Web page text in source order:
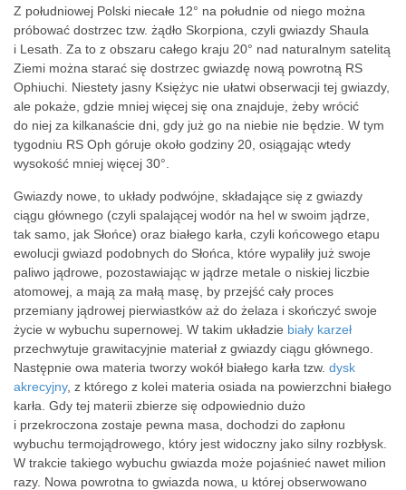
Z południowej Polski niecałe 12° na południe od niego można
próbować dostrzec tzw. żądło Skorpiona, czyli gwiazdy Shaula
i Lesath. Za to z obszaru całego kraju 20° nad naturalnym satelitą
Ziemi można starać się dostrzec gwiazdę nową powrotną RS
Ophiuchi. Niestety jasny Księżyc nie ułatwi obserwacji tej gwiazdy,
ale pokaże, gdzie mniej więcej się ona znajduje, żeby wrócić
do niej za kilkanaście dni, gdy już go na niebie nie będzie. W tym
tygodniu RS Oph góruje około godziny 20, osiągając wtedy
wysokość mniej więcej 30°.
Gwiazdy nowe, to układy podwójne, składające się z gwiazdy
ciągu głównego (czyli spalającej wodór na hel w swoim jądrze,
tak samo, jak Słońce) oraz białego karła, czyli końcowego etapu
ewolucji gwiazd podobnych do Słońca, które wypaliły już swoje
paliwo jądrowe, pozostawiając w jądrze metale o niskiej liczbie
atomowej, a mają za małą masę, by przejść cały proces
przemiany jądrowej pierwiastków aż do żelaza i skończyć swoje
życie w wybuchu supernowej. W takim układzie biały karzeł
przechwytuje grawitacyjnie materiał z gwiazdy ciągu głównego.
Następnie owa materia tworzy wokół białego karła tzw. dysk
akrecyjny, z którego z kolei materia osiada na powierzchni białego
karła. Gdy tej materii zbierze się odpowiednio dużo
i przekroczona zostaje pewna masa, dochodzi do zapłonu
wybuchu termojądrowego, który jest widoczny jako silny rozbłysk.
W trakcie takiego wybuchu gwiazda może pojaśnieć nawet milion
razy. Nowa powrotna to gwiazda nowa, u której obserwowano